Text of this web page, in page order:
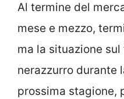
Al termine del
mese e mezzo,
ma la situazione
nerazzurro durante
prossima stagione,